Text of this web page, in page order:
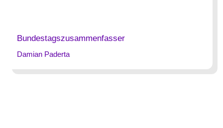
Bundestagszusammenfasser
Damian Paderta